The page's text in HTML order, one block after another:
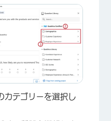
カテゴリーを選択し